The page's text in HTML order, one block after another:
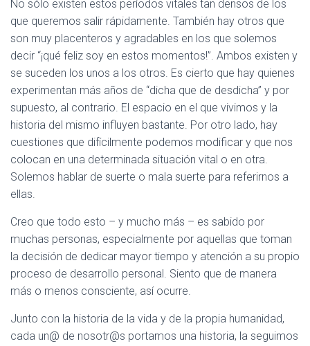
No sólo existen estos períodos vitales tan densos de los
que queremos salir rápidamente. También hay otros que
son muy placenteros y agradables en los que solemos
decir “¡qué feliz soy en estos momentos!”. Ambos existen y
se suceden los unos a los otros. Es cierto que hay quienes
experimentan más años de “dicha que de desdicha” y por
supuesto, al contrario. El espacio en el que vivimos y la
historia del mismo influyen bastante. Por otro lado, hay
cuestiones que difícilmente podemos modificar y que nos
colocan en una determinada situación vital o en otra.
Solemos hablar de suerte o mala suerte para referirnos a
ellas.
Creo que todo esto – y mucho más – es sabido por
muchas personas, especialmente por aquellas que toman
la decisión de dedicar mayor tiempo y atención a su propio
proceso de desarrollo personal. Siento que de manera
más o menos consciente, así ocurre.
Junto con la historia de la vida y de la propia humanidad,
cada un@ de nosotr@s portamos una historia, la seguimos